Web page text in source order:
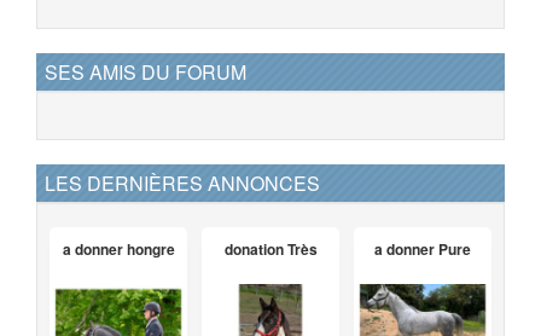
SES AMIS DU FORUM
LES DERNIÈRES ANNONCES
a donner hongre donation Très a donner Pure